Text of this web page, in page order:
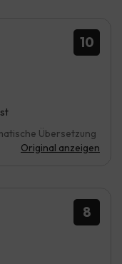
10
Übersetzung
Original anzeigen
8